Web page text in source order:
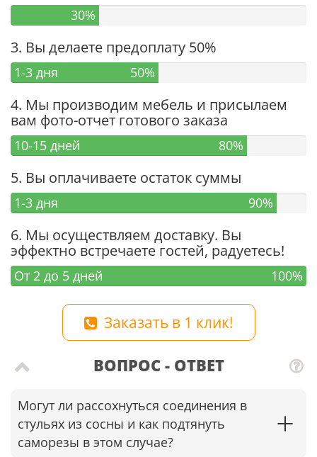
30%
3. Вы делаете предоплату 50%
1-3 дня 50%
4. Мы производим мебель и присылаем
вам фото-отчет готового заказа
10-15 дней 80%
5. Вы оплачиваете остаток суммы
1-3 дня 90%
6. Мы осуществляем доставку. Вы
эффектно встречаете гостей, радуетесь!
От 2 до 5 дней 100%
Заказать в 1 клик!
ВОПРОС - ОТВЕТ
Могут ли рассохнуться соединения в
стульях из сосны и как подтянуть
саморезы в этом случае?​